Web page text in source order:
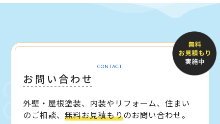
CONTACT
お問い合わせ
外壁・屋根塗装、内装やリフォーム、住まい
のご相談、無料お見積もりのお問い合わせ。